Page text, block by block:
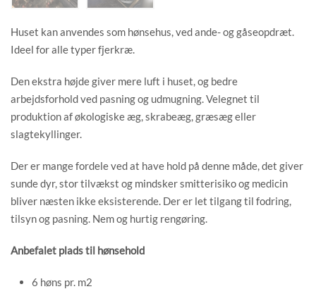
Huset kan anvendes som hønsehus, ved ande- og gåseopdræt.
Ideel for alle typer fjerkræ.
Den ekstra højde giver mere luft i huset, og bedre
arbejdsforhold ved pasning og udmugning. Velegnet til
produktion af økologiske æg, skrabeæg, græsæg eller
slagtekyllinger.
Der er mange fordele ved at have hold på denne måde, det giver
sunde dyr, stor tilvækst og mindsker smitterisiko og medicin
bliver næsten ikke eksisterende. Der er let tilgang til fodring,
tilsyn og pasning. Nem og hurtig rengøring.
Anbefalet plads til hønsehold
6 høns pr. m2